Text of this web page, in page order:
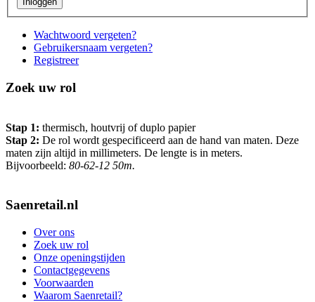
Wachtwoord vergeten?
Gebruikersnaam vergeten?
Registreer
Zoek uw rol
Stap 1: thermisch, houtvrij of duplo papier
Stap 2: De rol wordt gespecificeerd aan de hand van maten. Deze
maten zijn altijd in millimeters. De lengte is in meters.
Bijvoorbeeld: 80-62-12 50m.
Saenretail.nl
Over ons
Zoek uw rol
Onze openingstijden
Contactgegevens
Voorwaarden
Waarom Saenretail?